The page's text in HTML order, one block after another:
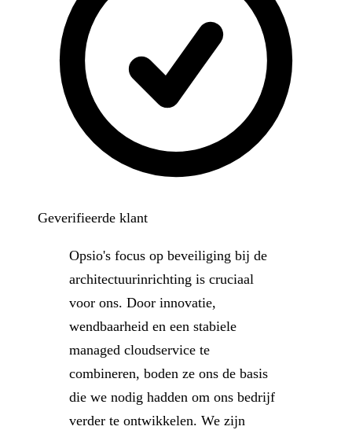
Geverifieerde klant
Opsio's focus op beveiliging bij de
architectuurinrichting is cruciaal
voor ons. Door innovatie,
wendbaarheid en een stabiele
managed cloudservice te
combineren, boden ze ons de basis
die we nodig hadden om ons bedrijf
verder te ontwikkelen. We zijn